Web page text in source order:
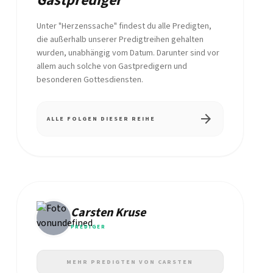
Unter "Herzenssache" findest du alle Predigten,
die außerhalb unserer Predigtreihen gehalten
wurden, unabhängig vom Datum. Darunter sind vor
allem auch solche von Gastpredigern und
besonderen Gottesdiensten.
ALLE FOLGEN DIESER REIHE arrow_forward
Carsten Kruse
PREDIGER
MEHR PREDIGTEN VON CARSTEN